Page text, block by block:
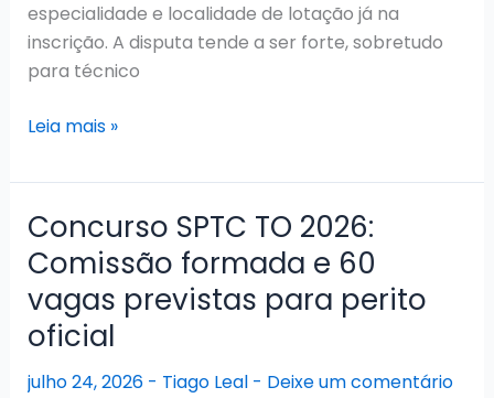
especialidade e localidade de lotação já na
inscrição. A disputa tende a ser forte, sobretudo
para técnico
Concurso
TO
2026:
Edital
publicado
com
5.124
vagas
e
Leia mais »
Concurso SPTC TO 2026:
Comissão formada e 60
vagas previstas para perito
oficial
julho 24, 2026 - Tiago Leal - Deixe um comentário